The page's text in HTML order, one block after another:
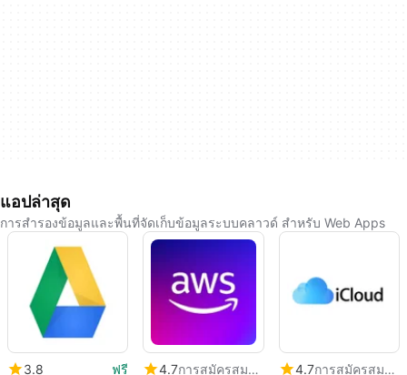
แอปล่าสุด
การสำรองข้อมูลและพื้นที่จัดเก็บข้อมูลระบบคลาวด์ สำหรับ Web Apps
3.8 ฟรี 4.7 การสมัครสมาชิก 4.7 การสมัครสมาชิก